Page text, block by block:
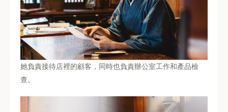
她負責接待店裡的顧客，同時也負責辦公室工作和產品檢
查。